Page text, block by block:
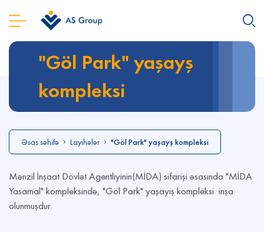
"Göl Park" yaşayş
kompleksi
Əsas səhifə Layihələr "Göl Park" yaşayş kompleksi
Mənzil İnşaat Dövlət Agentliyinin(MİDA) sifarişi əsasında "MİDA
Yasamal" kompleksində, "Göl Park" yaşayış kompleksi inşa
olunmuşdur.